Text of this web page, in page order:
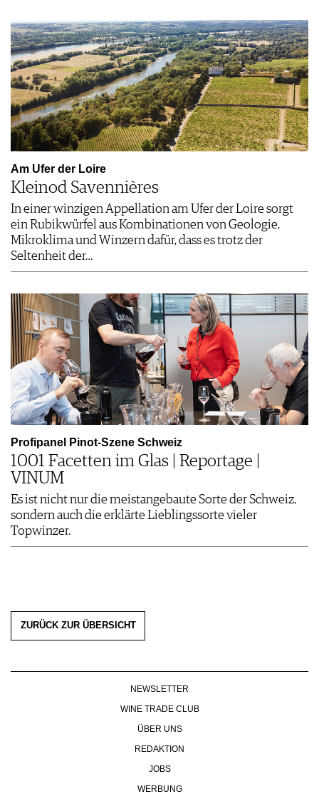
Am Ufer der Loire
Kleinod Savennières
In einer winzigen Appellation am Ufer der Loire sorgt
ein Rubikwürfel aus Kombinationen von Geologie,
Mikroklima und Winzern dafür, dass es trotz der
Seltenheit der…
Profipanel Pinot-Szene Schweiz
1001 Facetten im Glas | Reportage |
VINUM
Es ist nicht nur die meistangebaute Sorte der Schweiz,
sondern auch die erklärte Lieblingssorte vieler
Topwinzer.
ZURÜCK ZUR ÜBERSICHT
NEWSLETTER
WINE TRADE CLUB
ÜBER UNS
REDAKTION
JOBS
WERBUNG